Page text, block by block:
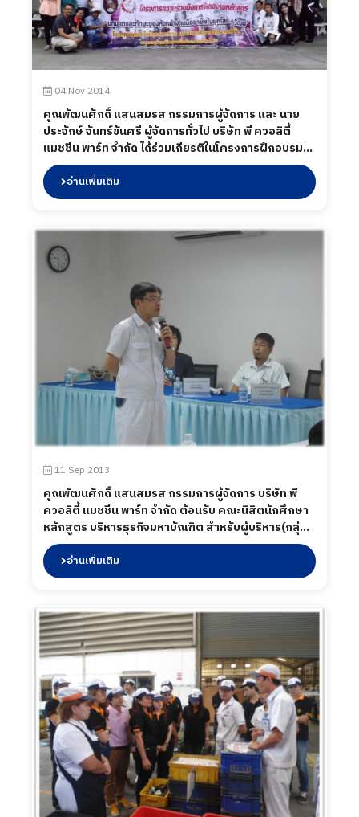
04 Nov 2014
คุณพัฒนศักดิ์ แสนสมรส กรรมการผู้จัดการ และ นาย
ประจักษ์ จันทร์ขันศรี ผู้จัดการทั่วไป บริษัท พี ควอลิตี้
แมชชีน พาร์ท จำกัด ได้ร่วมเกียรติในโครงการฝึกอบรม
หลักสูตร "บทบาทเเละทักษะของหัวหน้างาน" โดยคณะ
เทคโนโลยีอุตสาหกรรม ม.ราชภัฏราชนครินทร์ และ
สมาคมส่งเสริมการรับช่วงการผลิตไทย 2014
อ่านเพิ่มเติม
11 Sep 2013
คุณพัฒนศักดิ์ แสนสมรส กรรมการผู้จัดการ บริษัท พี
ควอลิตี้ แมชชีน พาร์ท จำกัด ต้อนรับ คณะนิสิตนักศึกษา
หลักสูตร บริหารธุรกิจมหาบัณฑิต สำหรับผู้บริหาร(กลุ่ม
บริหารระดับต้น) รุ่นที่ 24 วิทยาลัยพาณิชยศาสตร์
มหาวิทยาลัยบูรพา"โครงการศึกษาดูงานเพื่อเพิ่มพูน
ความรู้และเสริมสร้างวิสัยทัศน์"เมื่อวันที่ 11 ตุลาคม
อ่านเพิ่มเติม